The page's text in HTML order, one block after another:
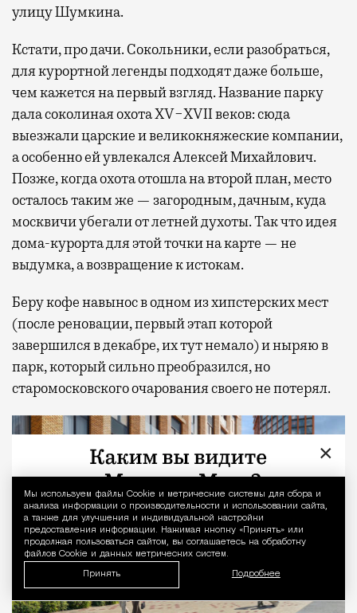
Уведомление
Мы используем файлы Сookie и метрические системы для сбора и
анализа информации о производительности и использовании сайта,
а также для улучшения и индивидуальной настройки
предоставления информации. Нажимая кнопку «Принять» или
продолжая пользоваться сайтом, вы соглашаетесь на обработку
файлов Cookie и данных метрических систем.
Принять Подробнее
улицу Шумкина.
Кстати, про дачи. Сокольники, если разобраться,
для курортной легенды подходят даже больше,
чем кажется на первый взгляд. Название парку
дала соколиная охота XV−XVII веков: сюда
выезжали царские и великокняжеские компании,
а особенно ей увлекался Алексей Михайлович.
Позже, когда охота отошла на второй план, место
осталось таким же — загородным, дачным, куда
москвичи убегали от летней духоты. Так что идея
дома-курорта для этой точки на карте — не
выдумка, а возвращение к истокам.
Беру кофе навынос в одном из хипстерских мест
(после реновации, первый этап которой
завершился в декабре, их тут немало) и ныряю в
парк, который сильно преобразился, но
старомосковского очарования своего не потерял.
×